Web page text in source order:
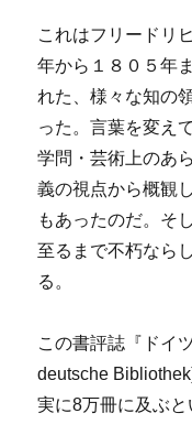
これはフリードリ
年から１８０５年
れた、様々な知の
った。言葉を変え
学問・芸術上のあ
義の視点から概観
もあったのだ。そ
至るまで不朽なら
る。
この書評誌『ドイ
deutsche
実に8万冊に及ぶと